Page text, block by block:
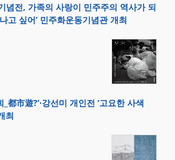
념전, 가족의 사랑이 민주주의 역사가 되
고 싶어’ 민주화운동기념관 개최
都市遊?’·강선미 개인전 ‘고요한 사색
최